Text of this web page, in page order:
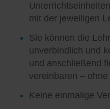
mit der jeweiligen
Sie können die
unverbindlich und
und anschließend
vereinbaren –
Keine einmalige